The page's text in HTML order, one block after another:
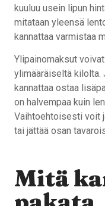
kuuluu usein lipun
mitataan yleensä
kannattaa varmistaa
Ylipainomaksut
ylimääräiseltä kilolta.
kannattaa ostaa
on halvempaa kuin
Vaihtoehtoisesti voit
tai jättää osan
Mitä